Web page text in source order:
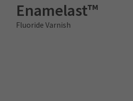
Enamelast™
Fluoride Varnish